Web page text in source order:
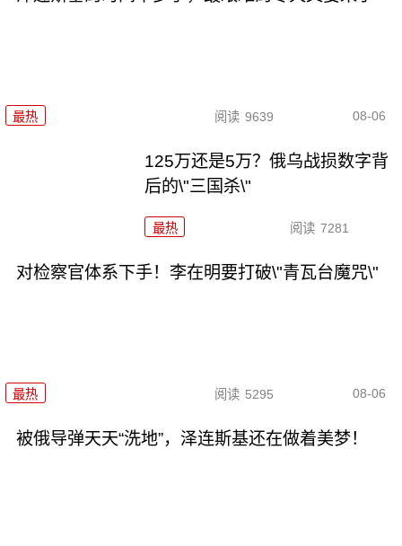
最热 阅读 9639 08-06
125万还是5万？俄乌战损数字背
后的\"三国杀\"
最热 阅读 7281
对检察官体系下手！李在明要打破\"青瓦台魔咒\"
最热 阅读 5295 08-06
被俄导弹天天“洗地”，泽连斯基还在做着美梦！